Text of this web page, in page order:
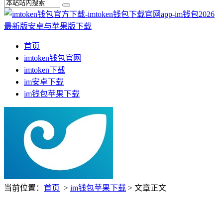
首页
imtoken钱包官网
imtoken下载
im安卓下载
im钱包苹果下载
当前位置： 首页 > im钱包苹果下载 > 文章正文